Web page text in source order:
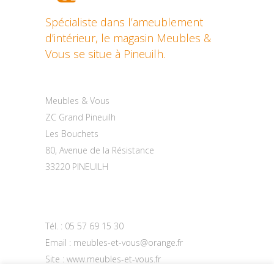
Spécialiste dans l’ameublement
d’intérieur, le magasin Meubles &
Vous se situe à Pineuilh.
Meubles & Vous
ZC Grand Pineuilh
Les Bouchets
80, Avenue de la Résistance
33220 PINEUILH
Tél. : 05 57 69 15 30
Email : meubles-et-vous@orange.fr
Site : www.meubles-et-vous.fr